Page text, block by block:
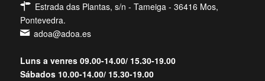
Estrada das Plantas, s/n - Tameiga - 36416 Mos,
Pontevedra.
adoa@adoa.es
Luns a venres 09.00-14.00/ 15.30-19.00
Sábados 10.00-14.00/ 15.30-19.00